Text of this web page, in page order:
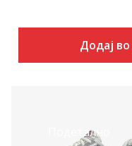
Додај во
Подетално